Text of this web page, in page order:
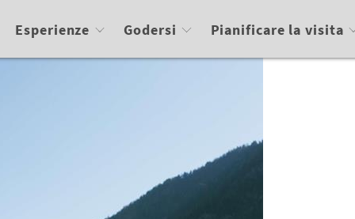
Esperienze Godersi Pianificare la visita